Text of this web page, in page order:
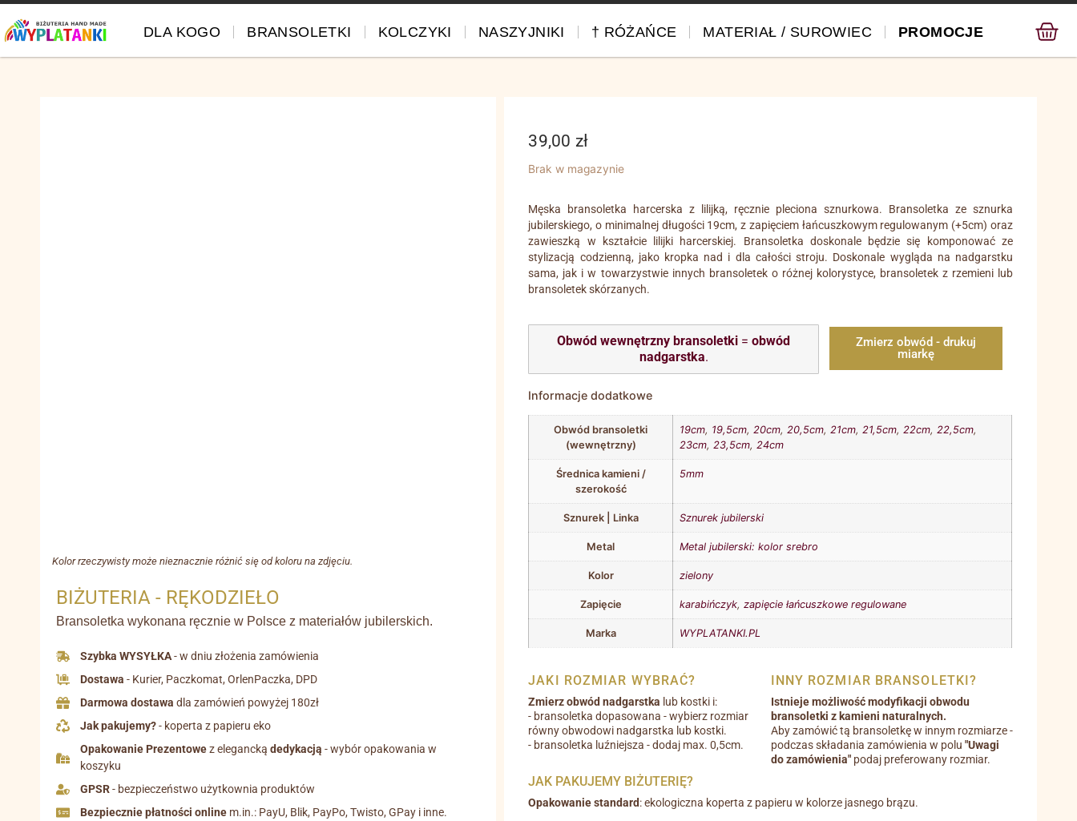
DLA KOGO BRANSOLETKI KOLCZYKI NASZYJNIKI † RÓŻAŃCE MATERIAŁ / SUROWIEC PROMOCJE
Kolor rzeczywisty może nieznacznie różnić się od koloru na zdjęciu.
BIŻUTERIA - RĘKODZIEŁO
Bransoletka wykonana ręcznie w Polsce z materiałów jubilerskich.
Szybka WYSYŁKA- w dniu złożenia zamówienia
Dostawa - Kurier, Paczkomat, OrlenPaczka, DPD
Darmowa dostawa dla zamówień powyżej 180zł
Jak pakujemy?- koperta z papieru eko
Opakowanie Prezentowez eleganckądedykacją - wybór opakowania w
koszyku
GPSR- bezpieczeństwo użytkownia produktów
Bezpiecznie płatności online m.in.: PayU, Blik, PayPo, Twisto, GPay i inne.
39,00 zł
Brak w magazynie
Męska bransoletka harcerska z lilijką, ręcznie pleciona sznurkowa. Bransoletka ze sznurka
jubilerskiego, o minimalnej długości 19cm, z zapięciem łańcuszkowym regulowanym (+5cm) oraz
zawieszką w kształcie lilijki harcerskiej. Bransoletka doskonale będzie się komponować ze
stylizacją codzienną, jako kropka nad i dla całości stroju. Doskonale wygląda na nadgarstku
sama, jak i w towarzystwie innych bransoletek o różnej kolorystyce, bransoletek z rzemieni lub
bransoletek skórzanych.
Obwód wewnętrzny bransoletki =obwód
nadgarstka.
Zmierz obwód - drukuj
miarkę
Informacje dodatkowe
Obwód bransoletki
(wewnętrzny)
19cm, 19,5cm, 20cm, 20,5cm, 21cm, 21,5cm, 22cm, 22,5cm,
23cm, 23,5cm, 24cm
Średnica kamieni /
szerokość
5mm
Sznurek | Linka Sznurek jubilerski
Metal Metal jubilerski: kolor srebro
Kolor zielony
Zapięcie karabińczyk,zapięcie łańcuszkowe regulowane
Marka WYPLATANKI.PL
JAKI ROZMIAR WYBRAĆ?
Zmierz obwód nadgarstka lub kostki i:
- bransoletka dopasowana - wybierz rozmiar
równy obwodowi nadgarstka lub kostki.
- bransoletka luźniejsza - dodaj max. 0,5cm.
INNY ROZMIAR BRANSOLETKI?
Istnieje możliwość modyfikacji obwodu
bransoletki z kamieni naturalnych.
Aby zamówić tą bransoletkę w innym rozmiarze -
podczas składania zamówienia w polu "Uwagi
do zamówienia"podaj preferowany rozmiar.
JAK PAKUJEMY BIŻUTERIĘ?
Opakowanie standard: ekologiczna koperta z papieru w kolorze jasnego brązu.